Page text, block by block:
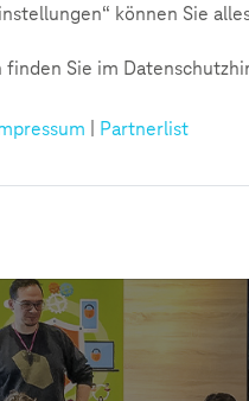
Was ist erlaubt und
Safer Internet
Unter dem Motto
in München
können Sie
Sie im
Partnerlist